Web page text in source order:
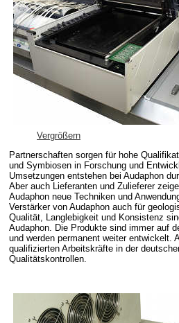
Vergrößern
Partnerschaften sorgen für hohe
und Symbiosen in Forschung und
Umsetzungen entstehen bei Audaphon
Aber auch Lieferanten und Zulieferer
Audaphon neue Techniken und
Verstärker von Audaphon auch für
Qualität, Langlebigkeit und Konsistenz
Audaphon. Die Produkte sind immer auf
und werden permanent weiter entwickelt.
qualifizierten Arbeitskräfte in der
Qualitätskontrollen.